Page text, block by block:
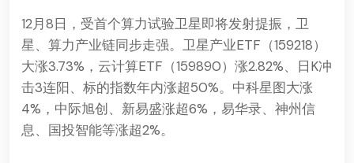
12月8日，受首个算力试验卫星即将发射提振，卫
星、算力产业链同步走强。卫星产业ETF（159218）
大涨3.73%，云计算ETF（159890）涨2.82%、日K冲
击3连阳、标的指数年内涨超50%。中科星图大涨
4%，中际旭创、新易盛涨超6%，易华录、神州信
息、国投智能等涨超2%。